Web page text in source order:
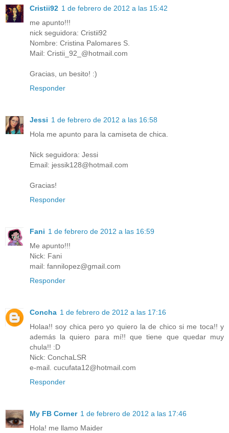
Cristii92 1 de febrero de 2012 a las 15:42
me apunto!!!
nick seguidora: Cristii92
Nombre: Cristina Palomares S.
Mail: Cristii_92_@hotmail.com
Gracias, un besito! :)
Responder
Jessi 1 de febrero de 2012 a las 16:58
Hola me apunto para la camiseta de chica.
Nick seguidora: Jessi
Email: jessik128@hotmail.com
Gracias!
Responder
Fani 1 de febrero de 2012 a las 16:59
Me apunto!!!
Nick: Fani
mail: fannilopez@gmail.com
Responder
Concha 1 de febrero de 2012 a las 17:16
Holaa!! soy chica pero yo quiero la de chico si me toca!! y
además la quiero para mí!! que tiene que quedar muy
chula!! :D
Nick: ConchaLSR
e-mail. cucufata12@hotmail.com
Responder
My FB Corner 1 de febrero de 2012 a las 17:46
Hola! me llamo Maider